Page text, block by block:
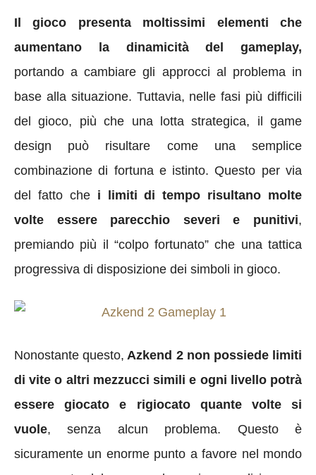
Il gioco presenta moltissimi elementi che
aumentano la dinamicità del gameplay,
portando a cambiare gli approcci al problema in
base alla situazione. Tuttavia, nelle fasi più difficili
del gioco, più che una lotta strategica, il game
design può risultare come una semplice
combinazione di fortuna e istinto. Questo per via
del fatto che i limiti di tempo risultano molte
volte essere parecchio severi e punitivi,
premiando più il “colpo fortunato” che una tattica
progressiva di disposizione dei simboli in gioco.
Nonostante questo, Azkend 2 non possiede limiti
di vite o altri mezzucci simili e ogni livello potrà
essere giocato e rigiocato quante volte si
vuole, senza alcun problema. Questo è
sicuramente un enorme punto a favore nel mondo